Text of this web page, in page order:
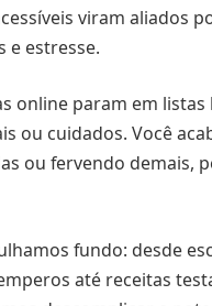
viram aliados
e estresse.
online param em listas
ou cuidados. Você
ou fervendo demais,
fundo: desde
até receitas